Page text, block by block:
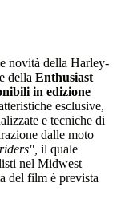
novità della Harley-
e della Enthusiast
in edizione
esclusive,
e tecniche di
dalle moto
il quale
nel Midwest
del film è prevista